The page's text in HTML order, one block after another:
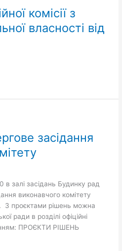
комісії з
власності від
засідання
залі засідань Будинку рад
виконавчого комітету
З проєктами рішень можна
ради в розділі офіційні
ПРОЄКТИ РІШЕНЬ